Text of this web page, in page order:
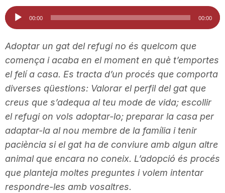
u
t
a
d
Reproductor
d'àudio
00:00 00:00
Adoptar un gat del refugi no és quelcom que
comença i acaba en el moment en què t’emportes
el felí a casa. Es tracta d’un procés que comporta
diverses qüestions: Valorar el perfil del gat que
creus que s’adequa al teu mode de vida; escollir
el refugi on vols adoptar-lo; preparar la casa per
adaptar-la al nou membre de la família i tenir
paciència si el gat ha de conviure amb algun altre
animal que encara no coneix. L’adopció és procés
que planteja moltes preguntes i volem intentar
respondre-les amb vosaltres.